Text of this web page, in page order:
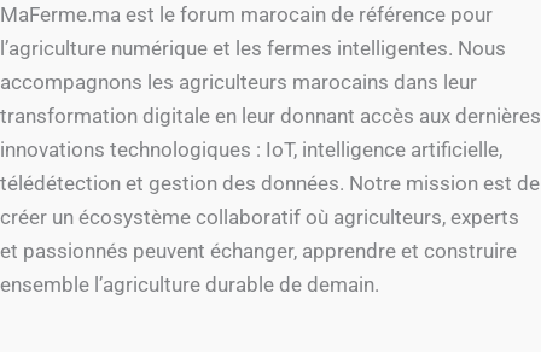
MaFerme.ma est le forum marocain de référence pour
l’agriculture numérique et les fermes intelligentes. Nous
accompagnons les agriculteurs marocains dans leur
transformation digitale en leur donnant accès aux dernières
innovations technologiques : IoT, intelligence artificielle,
télédétection et gestion des données. Notre mission est de
créer un écosystème collaboratif où agriculteurs, experts
et passionnés peuvent échanger, apprendre et construire
ensemble l’agriculture durable de demain.